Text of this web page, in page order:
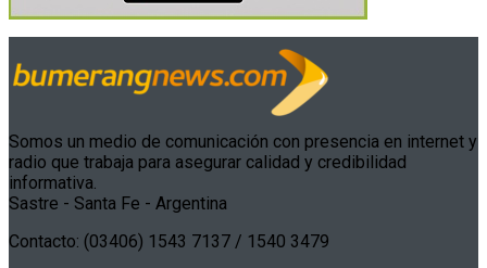
Somos un medio de comunicación con presencia en internet y
radio que trabaja para asegurar calidad y credibilidad
informativa.
Sastre - Santa Fe - Argentina
Contacto: (03406) 1543 7137 / 1540 3479